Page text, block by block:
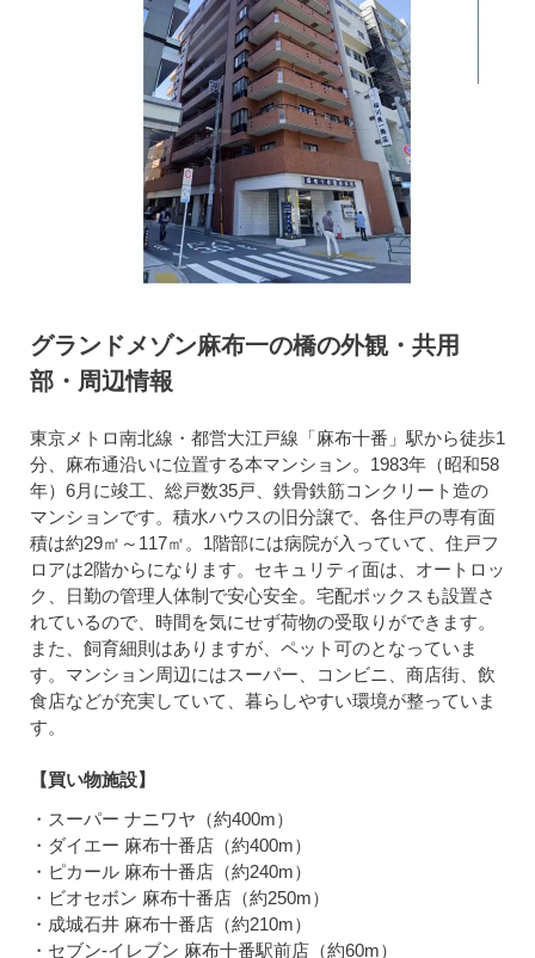
グランドメゾン麻布一の橋の外観・共用
部・周辺情報
東京メトロ南北線・都営大江戸線「麻布十番」駅から徒歩1
分、麻布通沿いに位置する本マンション。 1983年（昭和58
年）6月に竣工、総戸数35戸、鉄骨鉄筋コンクリート造の
マンションです。積水ハウスの旧分譲で、各住戸の専有面
積は約29㎡～117㎡。1階部には病院が入っていて、住戸フ
ロアは2階からになります。セキュリティ面は、オートロッ
ク、日勤の管理人体制で安心安全。宅配ボックスも設置さ
れているので、時間を気にせず荷物の受取りができます。
また、飼育細則はありますが、ペット可のとなっていま
す。マンション周辺にはスーパー、コンビニ、商店街、飲
食店などが充実していて、暮らしやすい環境が整っていま
す。
【買い物施設】
・スーパー ナニワヤ（約400m）
・ダイエー 麻布十番店（約400m）
・ピカール 麻布十番店（約240m）
・ビオセボン 麻布十番店（約250m）
・成城石井 麻布十番店（約210m）
・セブン-イレブン 麻布十番駅前店（約60m）